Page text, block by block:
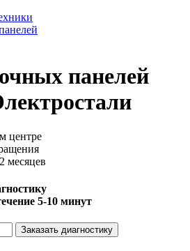
панелей
центре
месяцев
5-10 минут
Заказать диагностику